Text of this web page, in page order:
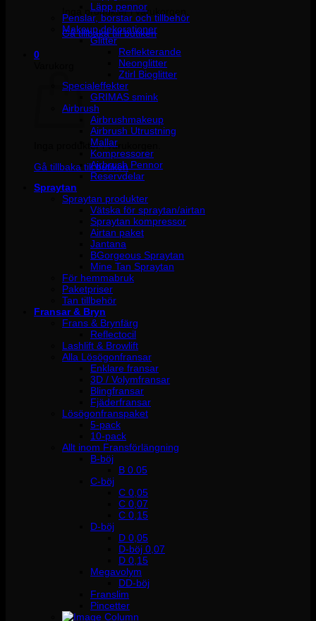
Inga produkter i varukorgen.
Gå tillbaka till butiken
0
Inga produkter i varukorgen.
Gå tillbaka till butiken
Läpp pennor
Penslar, borstar och tillbehör
Makeup dekorationer
Glitter
Reflekterande
Neonglitter
Ztirl Bioglitter
Specialeffekter
GRIMAS smink
Airbrush
Airbrushmakeup
Airbrush Utrustning
Mallar
Kompressorer
Airbrush Pennor
Reservdelar
Spraytan
Spraytan produkter
Vätska för spraytan/airtan
Spraytan kompressor
Airtan paket
Jantana
BGorgeous Spraytan
Mine Tan Spraytan
För hemmabruk
Paketpriser
Tan tillbehör
Fransar & Bryn
Frans & Brynfärg
Reflectocil
Lashlift & Browlift
Alla Lösögonfransar
Enklare fransar
3D / Volymfransar
Blingfransar
Fjäderfransar
Lösögonfranspaket
5-pack
10-pack
Allt inom Fransförlängning
B-böj
B 0.05
C-böj
C 0,05
C 0,07
C 0,15
D-böj
D 0,05
D-böj 0,07
D 0,15
Megavolym
DD-böj
Franslim
Pincetter